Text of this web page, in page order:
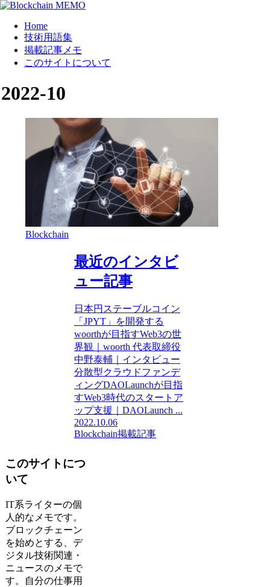
Home
技術用語集
掲載記事メモ
このサイトについて
2022-10
Blockchain
最近のインタビ
ュー記事
日本円ステーブルコイン
「JPYT」を開発する
woorthが目指すWeb3の世
界観｜woorth 代表取締役
中野泰輔｜インタビュー
分散型クラウドファンデ
ィングDAOLaunchが目指
すWeb3時代のスタートア
ップ支援｜DAOLaunch ...
2022.10.06
Blockchain掲載記事
このサイトにつ
いて
IT系ライターの個
人的なメモです。
ブロックチェーン
を始めとする、デ
ジタル技術関連・
ニュースのメモで
す。自分の仕事用